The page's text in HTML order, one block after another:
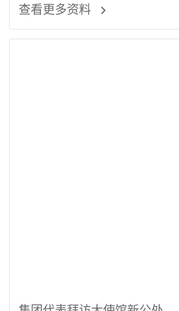
公司员工也积极参与本次活动。
查看更多资料